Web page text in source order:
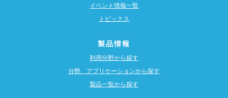
イベント情報一覧
トピックス
製品情報
利用分野から探す
分野、アプリケーションから探す
製品一覧から探す